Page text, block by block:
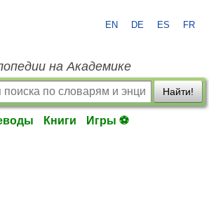
EN DE ES FR
на Академике
Найти!
Книги Игры ⚽